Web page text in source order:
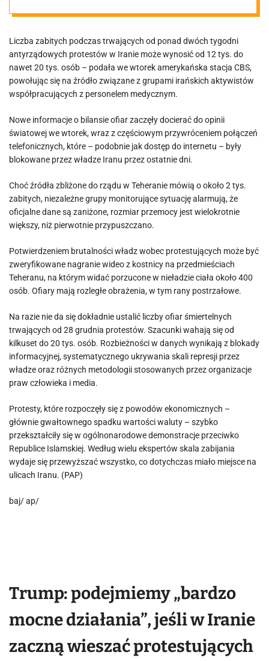
tys. osób
Liczba zabitych podczas trwających od ponad dwóch tygodni
antyrządowych protestów w Iranie może wynosić od 12 tys. do
nawet 20 tys. osób – podała we wtorek amerykańska stacja CBS,
powołując się na źródło związane z grupami irańskich aktywistów
współpracujących z personelem medycznym.
Nowe informacje o bilansie ofiar zaczęły docierać do opinii
światowej we wtorek, wraz z częściowym przywróceniem połączeń
telefonicznych, które – podobnie jak dostęp do internetu – były
blokowane przez władze Iranu przez ostatnie dni.
Choć źródła zbliżone do rządu w Teheranie mówią o około 2 tys.
zabitych, niezależne grupy monitorujące sytuację alarmują, że
oficjalne dane są zaniżone, rozmiar przemocy jest wielokrotnie
większy, niż pierwotnie przypuszczano.
Potwierdzeniem brutalności władz wobec protestujących może być
zweryfikowane nagranie wideo z kostnicy na przedmieściach
Teheranu, na którym widać porzucone w nieładzie ciała około 400
osób. Ofiary mają rozległe obrażenia, w tym rany postrzałowe.
Na razie nie da się dokładnie ustalić liczby ofiar śmiertelnych
trwających od 28 grudnia protestów. Szacunki wahają się od
kilkuset do 20 tys. osób. Rozbieżności w danych wynikają z blokady
informacyjnej, systematycznego ukrywania skali represji przez
władze oraz różnych metodologii stosowanych przez organizacje
praw człowieka i media.
Protesty, które rozpoczęły się z powodów ekonomicznych –
głównie gwałtownego spadku wartości waluty – szybko
przekształciły się w ogólnonarodowe demonstracje przeciwko
Republice Islamskiej. Według wielu ekspertów skala zabijania
wydaje się przewyższać wszystko, co dotychczas miało miejsce na
ulicach Iranu. (PAP)
baj/ ap/
Trump: podejmiemy „bardzo
mocne działania”, jeśli w Iranie
zaczną wieszać protestujących